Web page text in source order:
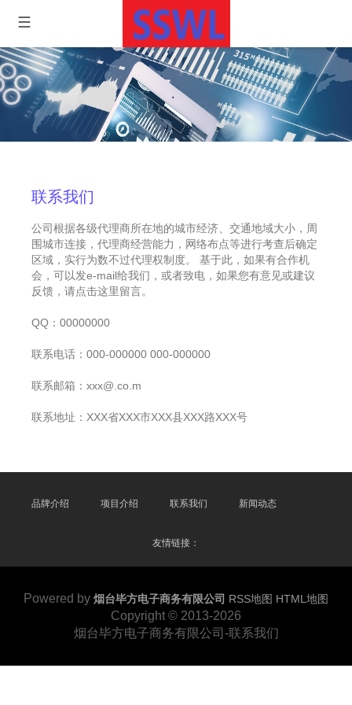
联系我们
公司根据各级代理商所在地的城市经济、交通地域大小，周
围城市连接，代理商经营能力，网络布点等进行考查后确定
区域，实行为数不过代理权制度。 基于此，如果有合作机
会，可以发e-mail给我们，或者致电，如果您有意见或建议
反馈，请点击这里留言。
QQ：00000000
联系电话：000-000000 000-000000
联系邮箱：xxx@.co.m
联系地址：XXX省XXX市XXX县XXX路XXX号
品牌介绍 项目介绍 联系我们 新闻动态
友情链接：
Powered by 烟台毕方电子商务有限公司 RSS地图 HTML地图
Copyright © 2013-2026
烟台毕方电子商务有限公司-联系我们